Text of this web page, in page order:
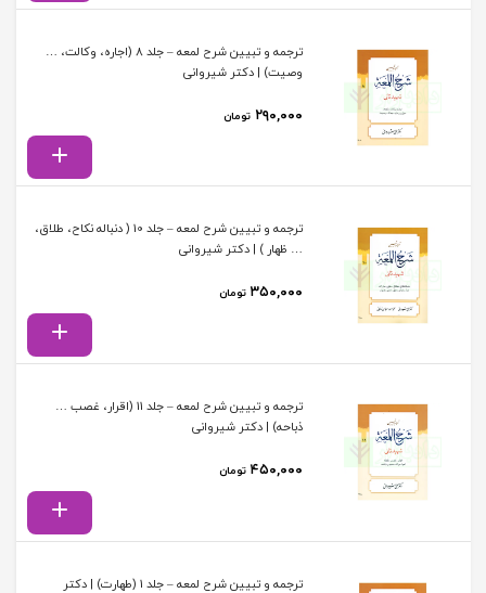
ترجمه و تبیین شرح لمعه – جلد 8 (اجاره، وکالت، …
وصیت) | دکتر شیروانی
۲۹۰,۰۰۰ تومان
ترجمه و تبیین شرح لمعه – جلد 10 ( دنباله نکاح، طلاق،
… ظهار ) | دکتر شیروانی
۳۵۰,۰۰۰ تومان
ترجمه و تبیین شرح لمعه – جلد 11 (اقرار، غصب …
ذباحه) | دکتر شیروانی
۴۵۰,۰۰۰ تومان
ترجمه و تبیین شرح لمعه – جلد 1 (طهارت) | دکتر